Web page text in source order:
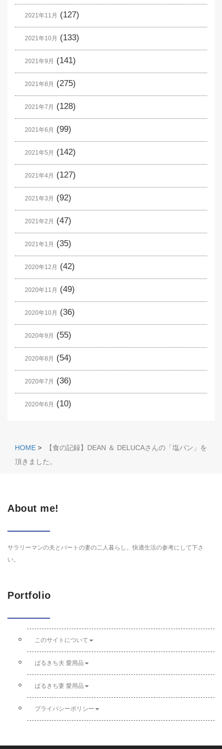
2021年11月 (127)
2021年10月 (133)
2021年9月 (141)
2021年8月 (275)
2021年7月 (128)
2021年6月 (99)
2021年5月 (142)
2021年4月 (127)
2021年3月 (92)
2021年2月 (47)
2021年1月 (35)
2020年12月 (42)
2020年11月 (49)
2020年10月 (36)
2020年9月 (55)
2020年8月 (54)
2020年7月 (36)
2020年6月 (10)
HOME >
【食の記録】DEAN ＆ DELUCAさんの「塩パン」を
頂きました。
About me!
サラリーマンの夫とパートの妻の二人暮らし。快適生活の参考にして下さ
い。
Portfolio
このサイトについて
ぱるきち夫 愛用品
ぱるきち妻 愛用品
プライバシーポリシー